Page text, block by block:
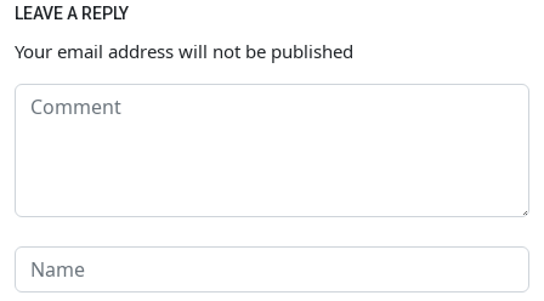
LEAVE A REPLY
Your email address will not be published